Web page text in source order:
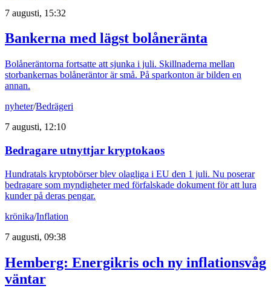
7 augusti, 15:32
Bankerna med lägst bolåneränta
Bolåneräntorna fortsatte att sjunka i juli. Skillnaderna mellan
storbankernas bolåneräntor är små. På sparkonton är bilden en
annan.
nyheter/Bedrägeri
7 augusti, 12:10
Bedragare utnyttjar kryptokaos
Hundratals kryptobörser blev olagliga i EU den 1 juli. Nu poserar
bedragare som myndigheter med förfalskade dokument för att lura
kunder på deras pengar.
krönika/Inflation
7 augusti, 09:38
Hemberg: Energikris och ny inflationsvåg
väntar